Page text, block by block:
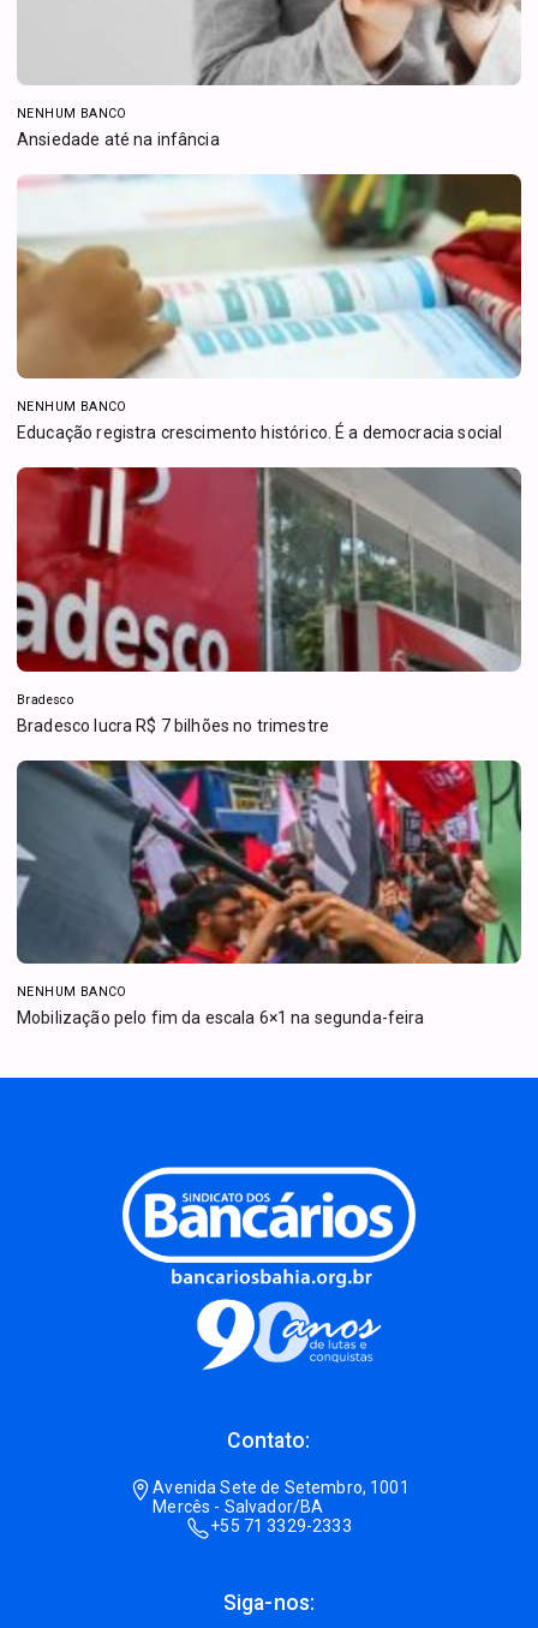
NENHUM BANCO
Ansiedade até na infância
NENHUM BANCO
Educação registra crescimento histórico. É a democracia social
Bradesco
Bradesco lucra R$ 7 bilhões no trimestre
NENHUM BANCO
Mobilização pelo fim da escala 6×1 na segunda-feira
Contato:
Avenida Sete de Setembro, 1001
Mercês - Salvador/BA
+55 71 3329-2333
Siga-nos: